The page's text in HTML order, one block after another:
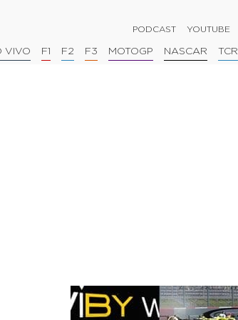
PODCAST YOUTUBE
VIVO F1 F2 F3 MOTOGP NASCAR TCR